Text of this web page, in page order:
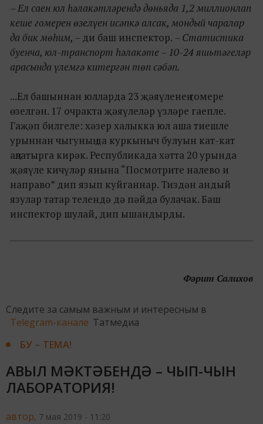
– Ел саен юл һәлакәтләрендә дөньяда 1,2 миллионлап
кеше гомерен өзелүен исәпкә алсак, мондый чаралар
да бик мөһим, – ди баш инспектор. – Статистика
буенча, юл-транспорт һәлакәте – 10-24 яшьтәгеләр
арасында үлемгә китергән төп сәбәп.
...Ел башыннан юлларда 23 җәяүленең гомере
өзелгән. 17 очракта җәяүлеләр үзләре гаепле.
Гаҗәп билгеле: хәзер халыкка юл аша тиешле
урыннан чыгуның да куркыныч булуын кат-кат
аңлатырга кирәк. Республикада хәтта 20 урында
җәяүле кичүләр янына “Посмотрите налево и
направо” дип язып куйганнар. Тиздән андый
язулар татар телендә дә пәйда булачак. Баш
инспектор шулай, дип ышандырды.
Фәрит Салихов
Следите за самым важным и интересным в
Telegram-канале Татмедиа
БУ – ТЕМА!
АВЫЛ МӘКТӘБЕНДӘ – ЧЫП-ЧЫН
ЛАБОРАТОРИЯ!
автор, 7 мая 2019 - 11:20